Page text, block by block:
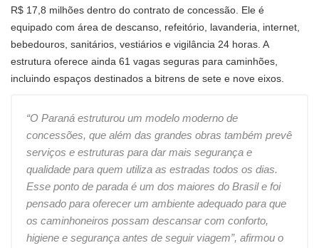
R$ 17,8 milhões dentro do contrato de concessão. Ele é
equipado com área de descanso, refeitório, lavanderia, internet,
bebedouros, sanitários, vestiários e vigilância 24 horas. A
estrutura oferece ainda 61 vagas seguras para caminhões,
incluindo espaços destinados a bitrens de sete e nove eixos.
“O Paraná estruturou um modelo moderno de
concessões, que além das grandes obras também prevê
serviços e estruturas para dar mais segurança e
qualidade para quem utiliza as estradas todos os dias.
Esse ponto de parada é um dos maiores do Brasil e foi
pensado para oferecer um ambiente adequado para que
os caminhoneiros possam descansar com conforto,
higiene e segurança antes de seguir viagem”, afirmou o